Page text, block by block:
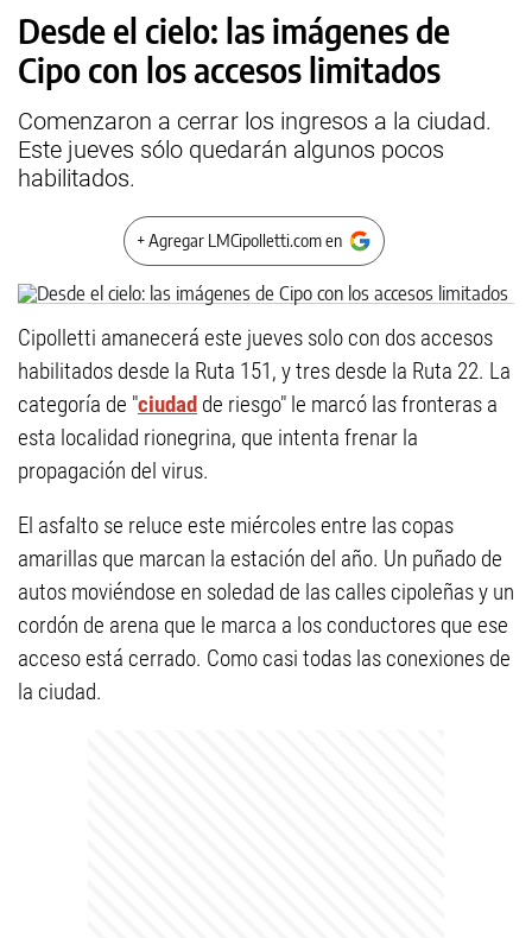
Desde el cielo: las imágenes de
Cipo con los accesos limitados
Comenzaron a cerrar los ingresos a la ciudad.
Este jueves sólo quedarán algunos pocos
habilitados.
+ Agregar LMCipolletti.com en
Cipolletti amanecerá este jueves solo con dos accesos
habilitados desde la Ruta 151, y tres desde la Ruta 22. La
categoría de "ciudad de riesgo" le marcó las fronteras a
esta localidad rionegrina, que intenta frenar la
propagación del virus.
El asfalto se reluce este miércoles entre las copas
amarillas que marcan la estación del año. Un puñado de
autos moviéndose en soledad de las calles cipoleñas y un
cordón de arena que le marca a los conductores que ese
acceso está cerrado. Como casi todas las conexiones de
la ciudad.